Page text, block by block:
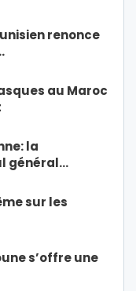
renonce
au Maroc
la
général…
sur les
s’offre une